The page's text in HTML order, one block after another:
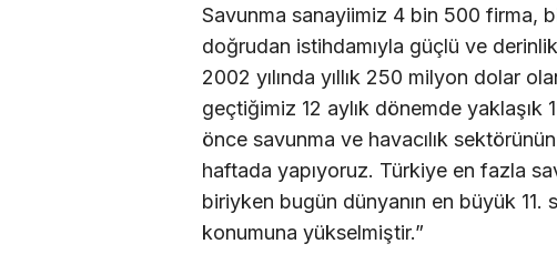
Savunma sanayiimiz 4 bin 500 firma,
doğrudan istihdamıyla güçlü ve
2002 yılında yıllık 250 milyon dolar
geçtiğimiz 12 aylık dönemde yaklaşık
önce savunma ve havacılık
haftada yapıyoruz. Türkiye en fazla
biriyken bugün dünyanın en büyük 11.
konumuna yükselmiştir.”